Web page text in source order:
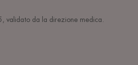
, validato da la direzione medica